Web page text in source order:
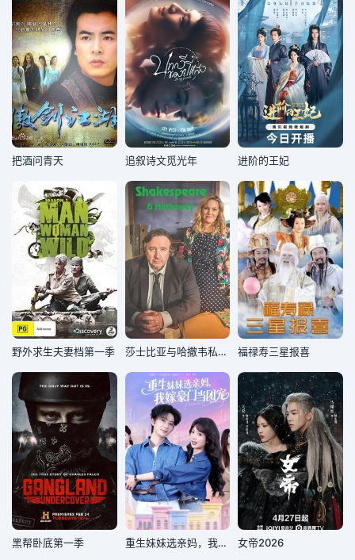
把酒问青天 追叙诗文觅光年 进阶的王妃
野外求生夫妻档第一季 莎士比亚与哈撒韦私人调查员第三季 福禄寿三星报喜
黑帮卧底第一季 重生妹妹选亲妈，我嫁豪门当团宠 女帝2026